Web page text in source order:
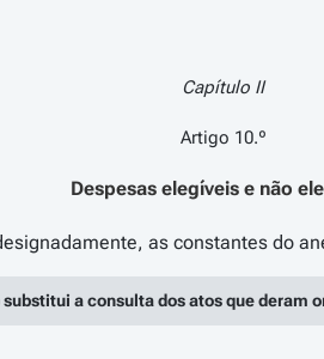
Capítulo II
Artigo 10.º
Despesas elegíveis e não
a consulta dos atos que deram